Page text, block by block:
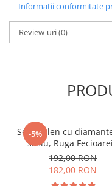
Informatii conformitate
Review-uri(0)
-5%
Set goblen cu
sasiu, Ruga
40x50 cm
192,00 RON
182,00 RON